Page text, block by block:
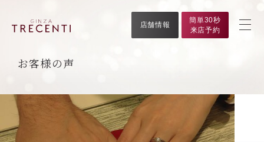
店舗情報
簡単30秒
来店予約
お客様の声